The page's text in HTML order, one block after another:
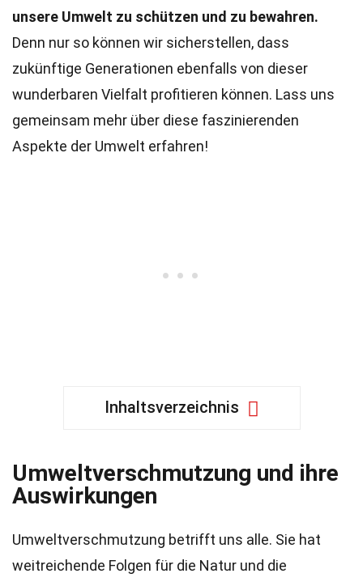
unsere Umwelt zu schützen und zu bewahren.
Denn nur so können wir sicherstellen, dass
zukünftige Generationen ebenfalls von dieser
wunderbaren Vielfalt profitieren können. Lass uns
gemeinsam mehr über diese faszinierenden
Aspekte der Umwelt erfahren!
Inhaltsverzeichnis
Umweltverschmutzung und ihre
Auswirkungen
Umweltverschmutzung betrifft uns alle. Sie hat
weitreichende Folgen für die Natur und die